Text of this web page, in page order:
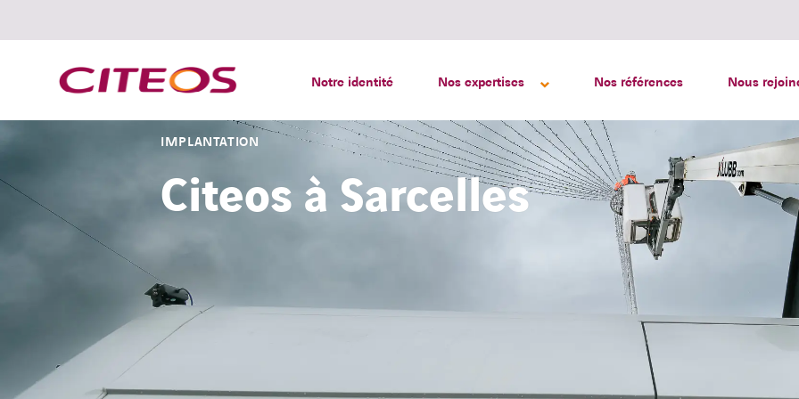
Notre identité Nos expertises Nos références Nous
Rechercher :
IMPLANTATION
Citeos à Sarcelles